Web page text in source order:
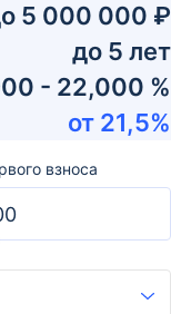
5 000 000 ₽
до 5 лет
- 22,000 %
от 21,5%
взноса